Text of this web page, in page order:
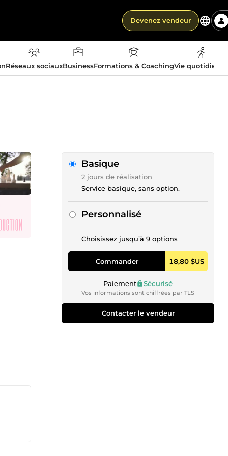
Devenez vendeur
Réseaux sociauxBusinessFormations & CoachingVie
Basique
2 jours de réalisation
Service basique, sans option.
Personnalisé
Choisissez jusqu’à 9 options
Commander 18,80 $US
Paiement Sécurisé
Vos informations sont chiffrées par TLS
Contacter le vendeur